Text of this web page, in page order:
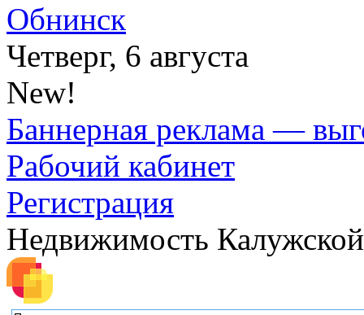
Обнинск
Четверг, 6 августа
New!
Баннерная реклама —
Рабочий кабинет
Регистрация
Недвижимость